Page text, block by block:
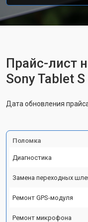
Прайс-лист
Sony Tablet S
Дата обновления
Поломка
Диагностика
Замена переходных
Ремонт GPS-модуля
Ремонт микрофона